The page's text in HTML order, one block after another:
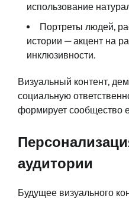
использование
Портреты людей,
истории — акцент на
инклюзивности.
Визуальный контент,
социальную
формирует сообщество
аудитории
Будущее визуального